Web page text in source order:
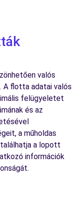
valós
flotta adatai valós
felügyeletet
és az
a műholdas
a lopott
információk